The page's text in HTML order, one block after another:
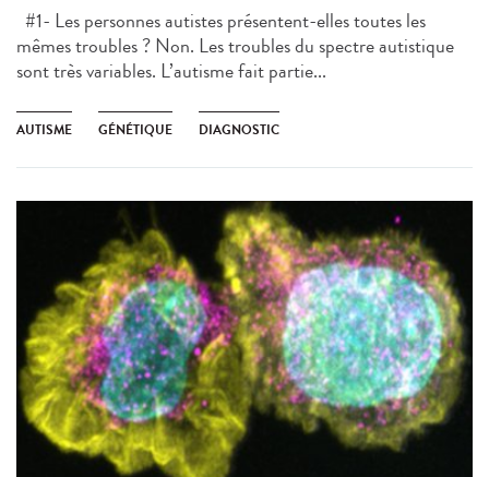
#1- Les personnes autistes présentent-elles toutes les
mêmes troubles ? Non. Les troubles du spectre autistique
sont très variables. L’autisme fait partie...
AUTISME GÉNÉTIQUE DIAGNOSTIC